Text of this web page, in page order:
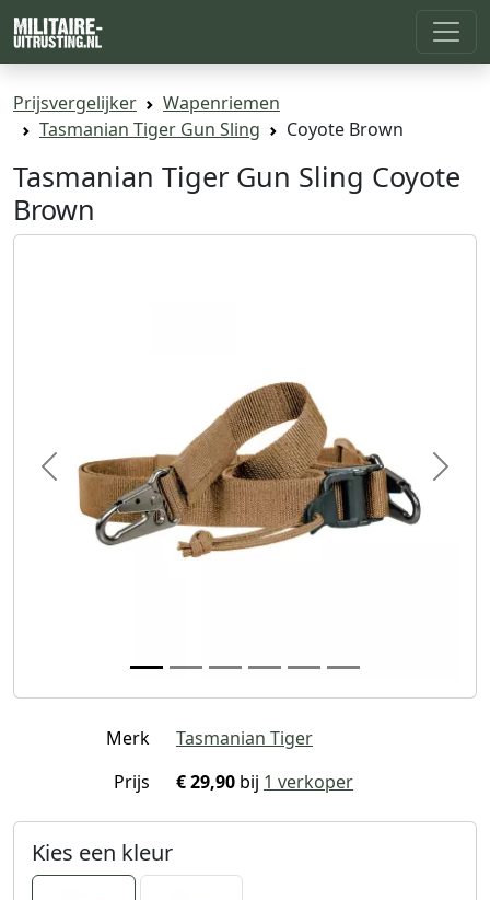
Prijsvergelijker
Wapenriemen
Tasmanian Tiger Gun Sling
Coyote Brown
Tasmanian Tiger Gun Sling Coyote
Brown
Previous Next
Merk
Tasmanian Tiger
Prijs
€ 29,90 bij 1 verkoper
Kies een kleur